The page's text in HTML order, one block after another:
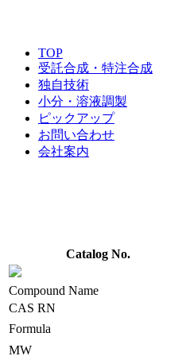
TOP
受託合成・特注合成
独自技術
小分・溶液調製
ピックアップ
お問い合わせ
会社案内
Catalog No.
Compound Name
CAS RN
Formula
MW